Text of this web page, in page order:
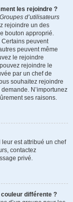
les rejoindre ?
Groupes d’utilisateurs
rejoindre un des
bouton approprié.
Certains peuvent
peuvent même
le rejoindre
rejoindre le
par un chef de
souhaitez rejoindre
N’importunez
ses raisons.
leur est attribué un chef
contactez
privé.
différente ?